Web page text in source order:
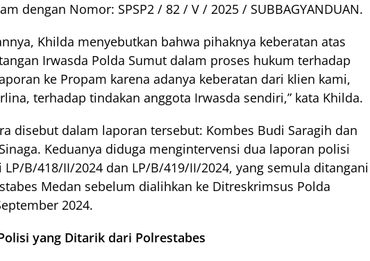
dengan Nomor: SPSP2 / 82 / V / 2025 / SUBBAGYANDUAN.
Khilda menyebutkan bahwa pihaknya keberatan atas
Irwasda Polda Sumut dalam proses hukum terhadap
ke Propam karena adanya keberatan dari klien kami,
terhadap tindakan anggota Irwasda sendiri,” kata Khilda.
disebut dalam laporan tersebut: Kombes Budi Saragih dan
Keduanya diduga mengintervensi dua laporan polisi
B/418/II/2024 dan LP/B/419/II/2024, yang semula ditangani
Medan sebelum dialihkan ke Ditreskrimsus Polda
2024.
yang Ditarik dari Polrestabes